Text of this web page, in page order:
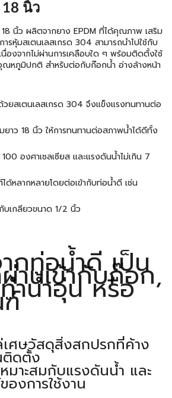
18 นิ้ว
นิ้ว ผลิตจากยาง EPDM ที่ได้คุณภาพ เสริม
รหุ้มสเตนเลสเกรด 304 สามารถนำไปใช้กับ
องจากไม่ผ่านการเคลือบใด ๆ พร้อมติดตั้งใช้
ณหภูมิปกติ สำหรับต่อกับก๊อกน้ำ อ่างล้างหน้า
ยสเตนเลสเกรด 304 จึงแข็งแรงทนทานต่อ
ยาว 18 นิ้ว ให้การทนทานต่อสภาพน้ำได้ดีทั้ง
องศาเซลเซียส และแรงดันน้ำไม่เกิน 7
ด้หลากหลายโดยต่อเข้ากับท่อน้ำดี เช่น
บเกลียวขนาด 1/2 นิ้ว
กท่อน้ำดี เป็น
านเข้ากับก๊อก,
ำน้ำอุ่น หรือ
เศษวัสดุสิ่งสกปรกที่ค้าง
ติดตั้ง
มาะสมกับแรงดันน้ำ และ
งการใช้งาน